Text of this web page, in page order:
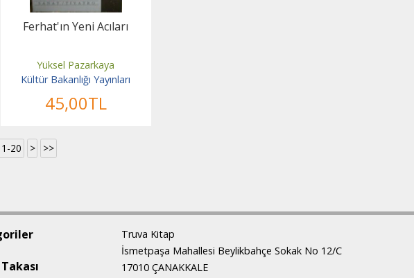
Ferhat'ın Yeni Acıları
Yüksel Pazarkaya
Kültür Bakanlığı Yayınları
45,00TL
20 > >>
Truva Kitap
İsmetpaşa Mahallesi Beylikbahçe Sokak No 12/C
17010 ÇANAKKALE